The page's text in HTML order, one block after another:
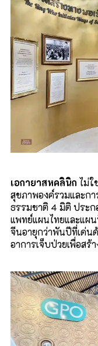
เอกายาสหคลินิก ไม่ใ
สุขภาพองค์รวมและก
ธรรมชาติ 4 มิติ ประ
แพทย์แผนไทยและแผ
จีนอายุกว่าพันปีที่เด่น
อาการเจ็บป่วยเพื่อสร้